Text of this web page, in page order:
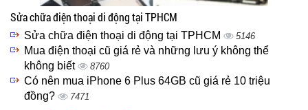
Sửa chữa điện thoại di động tại TPHCM
Sửa chữa điện thoại di động tại TPHCM 5146
Mua điện thoại cũ giá rẻ và những lưu ý không thể
không biết
8760
Có nên mua iPhone 6 Plus 64GB cũ giá rẻ 10 triệu
đồng?
7471